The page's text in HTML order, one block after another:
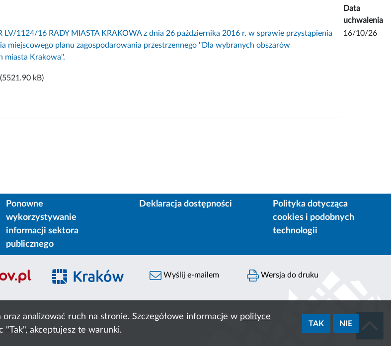
analizować ruch na stronie. Szczegółowe informacje w polityce
"Tak", akceptujesz te warunki.
TAK NIE
Data
uchwalenia
LV/1124/16 RADY MIASTA KRAKOWA z dnia 26 października 2016 r. w sprawie przystąpienia
miejscowego planu zagospodarowania przestrzennego ''Dla wybranych obszarów
miasta Krakowa''.
16/10/26
(5521.90 kB)
Ponowne
wykorzystywanie
informacji sektora
publicznego
Deklaracja dostępności
Polityka dotycząca
cookies i podobnych
technologii
Wyślij e-mailem Wersja do druku
wyświetleń:51100147